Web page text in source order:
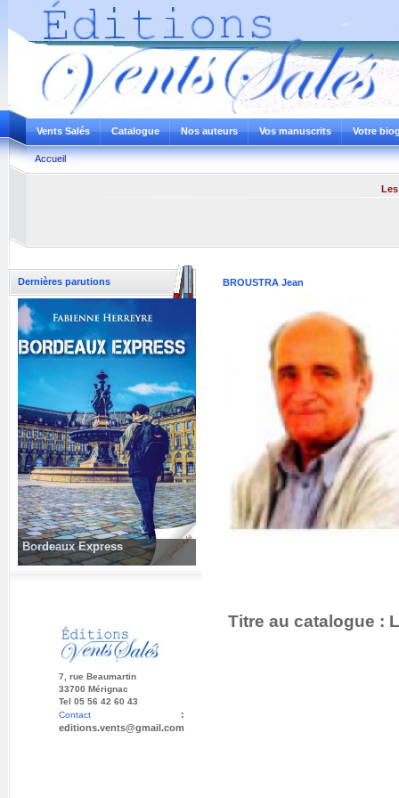
Vents Salés Catalogue Nos auteurs Vos manuscrits Votre
Accueil
Dernières parutions
Bordeaux Express
7, rue Beaumartin
33700 Mérignac
Tel 05 56 42 60 43
Contact :
editions.vents@gmail.com
BROUSTRA Jean
Titre au catalogue :